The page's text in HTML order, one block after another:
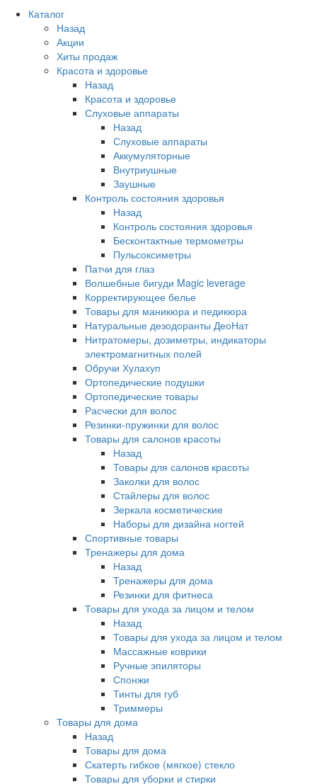
Каталог
Назад
Акции
Хиты продаж
Красота и здоровье
Назад
Красота и здоровье
Слуховые аппараты
Назад
Слуховые аппараты
Аккумуляторные
Внутриушные
Заушные
Контроль состояния здоровья
Назад
Контроль состояния здоровья
Бесконтактные термометры
Пульсоксиметры
Патчи для глаз
Волшебные бигуди Magic leverage
Корректирующее белье
Товары для маникюра и педикюра
Натуральные дезодоранты ДеоНат
Нитратомеры, дозиметры, индикаторы
электромагнитных полей
Обручи Хулахуп
Ортопедические подушки
Ортопедические товары
Расчески для волос
Резинки-пружинки для волос
Товары для салонов красоты
Назад
Товары для салонов красоты
Заколки для волос
Стайлеры для волос
Зеркала косметические
Наборы для дизайна ногтей
Спортивные товары
Тренажеры для дома
Назад
Тренажеры для дома
Резинки для фитнеса
Товары для ухода за лицом и телом
Назад
Товары для ухода за лицом и телом
Массажные коврики
Ручные эпиляторы
Спонжи
Тинты для губ
Триммеры
Товары для дома
Назад
Товары для дома
Скатерть гибкое (мягкое) стекло
Товары для уборки и стирки